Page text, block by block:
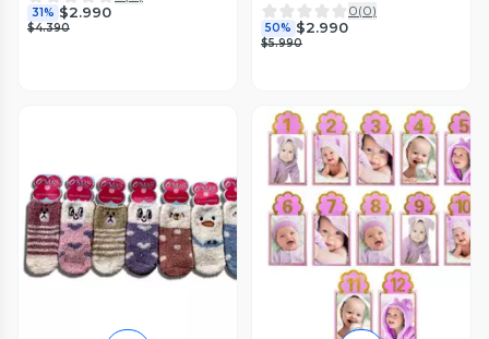
31% $2.990
$4.390
X1 UNI
0(0)
50% $2.990
$5.990